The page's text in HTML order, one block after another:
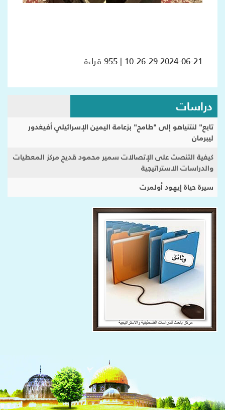
2024-06-21 10:26:29 | 955 قراءة
دراسات
تابع" لنتنياهو إلى "طامح" بزعامة اليمين الإسرائيلي أفيغدور
ليبرمان
كيفية التنصت على الإتصالات سمير محمود قديح مركز المعطيات
والدراسات الاستراتيجية
سيرة حياة إيهود أولمرت